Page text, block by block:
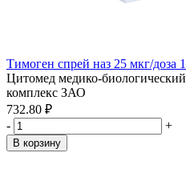
Тимоген спрей наз 25 мкг/доза
Цитомед медико-
комплекс ЗАО
732.80 ₽
-
+
В корзину